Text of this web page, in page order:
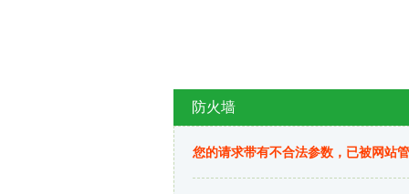
防火墙
您的请求带有不合法参数，已被网站